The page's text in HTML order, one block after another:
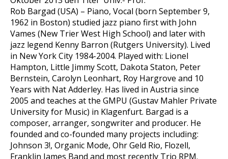
Rob Bargad (USA) – Piano, Vocal (born September 9,
1962 in Boston) studied jazz piano first with John
Vames (New Trier West High School) and later with
jazz legend Kenny Barron (Rutgers University). Lived
in New York City 1984-2004. Played with: Lionel
Hampton, Little Jimmy Scott, Dakota Staton, Peter
Bernstein, Carolyn Leonhart, Roy Hargrove and 10
Years with Nat Adderley. Has lived in Austria since
2005 and teaches at the GMPU (Gustav Mahler Private
University for Music) in Klagenfurt. Bargad is a
composer, arranger, songwriter and producer. He
founded and co-founded many projects including:
Johnson 3!, Organic Mode, Ohr Geld Rio, Flozell,
Franklin James Band and most recently Trio RPM.